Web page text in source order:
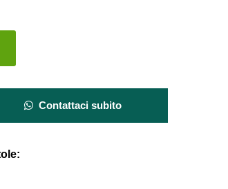
e
n
t
Contattaci subito